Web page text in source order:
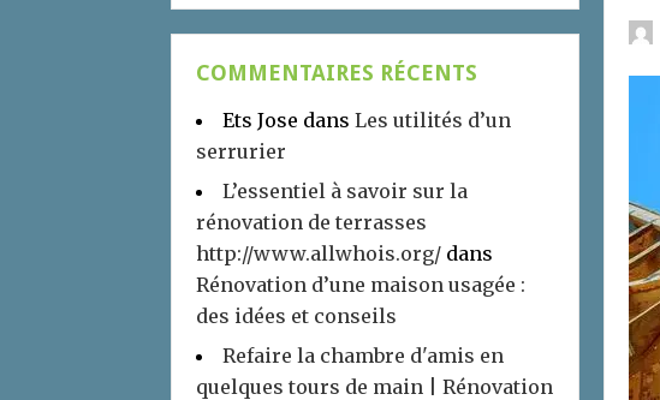
COMMENTAIRES RÉCENTS
Ets Jose dans Les utilités d’un
serrurier
L’essentiel à savoir sur la
rénovation de terrasses
http://www.allwhois.org/ dans
Rénovation d’une maison usagée :
des idées et conseils
Refaire la chambre d'amis en
quelques tours de main | Rénovation